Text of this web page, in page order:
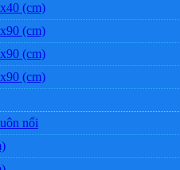
(cm)
(cm)
(cm)
(cm)
nổi